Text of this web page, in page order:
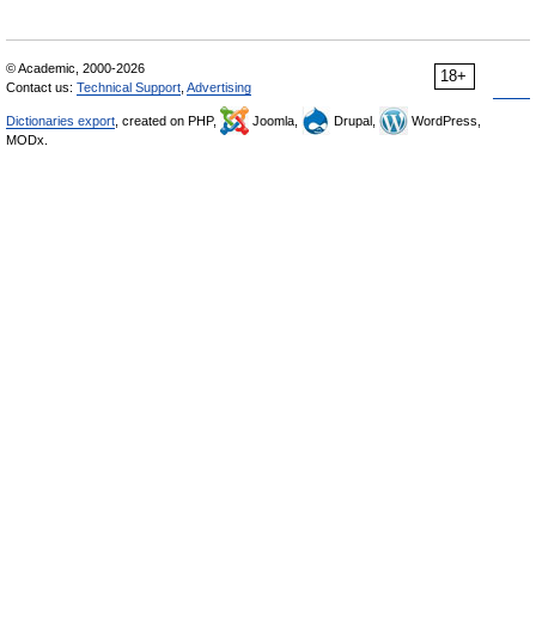
18+
© Academic, 2000-2026
Contact us: Technical Support Advertising
Dictionaries export , created on PHP, Joomla, Drupal,
WordPress,
MODx.